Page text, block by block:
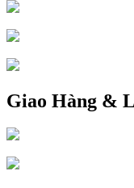
Giao Hàng &